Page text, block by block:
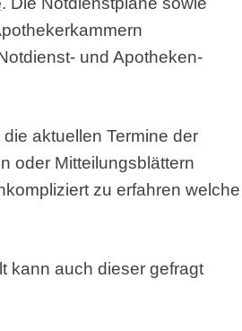
und Apotheken-
aktuellen Termine der
oder Mitteilungsblättern
zu erfahren welche
kann auch dieser gefragt